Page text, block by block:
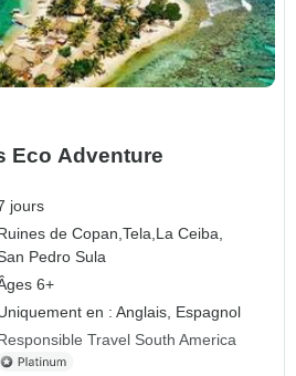
Eco Adventure
jours
de Copan,Tela,La Ceiba,
Pedro Sula
6+
en : Anglais, Espagnol
Travel South America